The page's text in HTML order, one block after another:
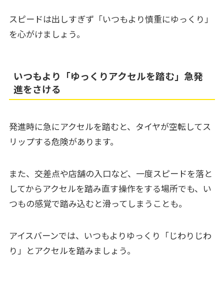
スピードは出しすぎず「いつもより慎重にゆっくり」
を心がけましょう。
いつもより「ゆっくりアクセルを踏む」急発
進をさける
発進時に急にアクセルを踏むと、タイヤが空転してス
リップする危険があります。
また、交差点や店舗の入口など、一度スピードを落と
してからアクセルを踏み直す操作をする場所でも、い
つもの感覚で踏み込むと滑ってしまうことも。
アイスバーンでは、いつもよりゆっくり「じわりじわ
り」とアクセルを踏みましょう。